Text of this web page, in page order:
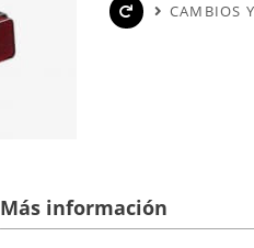
CAMBIOS
Más información